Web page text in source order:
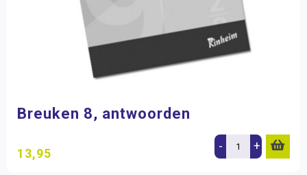
Breuken 8, antwoorden
13,95 - +